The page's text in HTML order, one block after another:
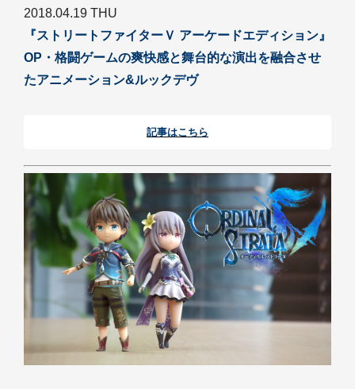
2018.04.19 THU
『ストリートファイターＶ アーケードエディション』
OP・格闘ゲームの爽快感と舞台的な演出を融合させ
たアニメーション&ルックデヴ
記事はこちら